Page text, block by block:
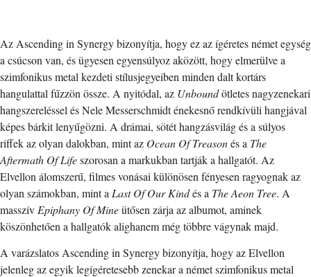
Az Ascending in Synergy bizonyítja, hogy ez az ígéretes német egység
a csúcson van, és ügyesen egyensúlyoz aközött, hogy elmerülve a
szimfonikus metal kezdeti stílusjegyeiben minden dalt kortárs
hangulattal fűzzön össze. A nyitódal, az Unboundötletes nagyzenekari
hangszereléssel és Nele Messerschmidt énekesnő rendkívüli hangjával
képes bárkit lenyűgözni. A drámai, sötét hangzásvilág és a súlyos
riffek az olyan dalokban, mint az Ocean Of Treasonés a The
Aftermath Of Lifeszorosan a markukban tartják a hallgatót. Az
Elvellon álomszerű, filmes vonásai különösen fényesen ragyognak az
olyan számokban, mint a Last Of Our Kindés a The Aeon Tree. A
masszív Epiphany Of Mineütősen zárja az albumot, aminek
köszönhetően a hallgatók alighanem még többre vágynak majd.
A varázslatos Ascending in Synergy bizonyítja, hogy az Elvellon
jelenleg az egyik legígéretesebb zenekar a német szimfonikus metal